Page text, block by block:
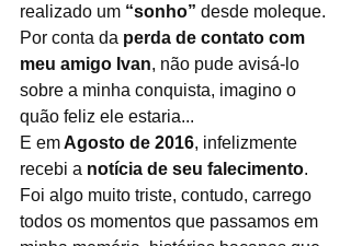
realizado um “sonho” desde moleque.
Por conta da perda de contato com
meu amigo Ivan, não pude avisá-lo
sobre a minha conquista, imagino o
quão feliz ele estaria...
E em Agosto de 2016, infelizmente
recebi a notícia de seu falecimento.
Foi algo muito triste, contudo, carrego
todos os momentos que passamos em